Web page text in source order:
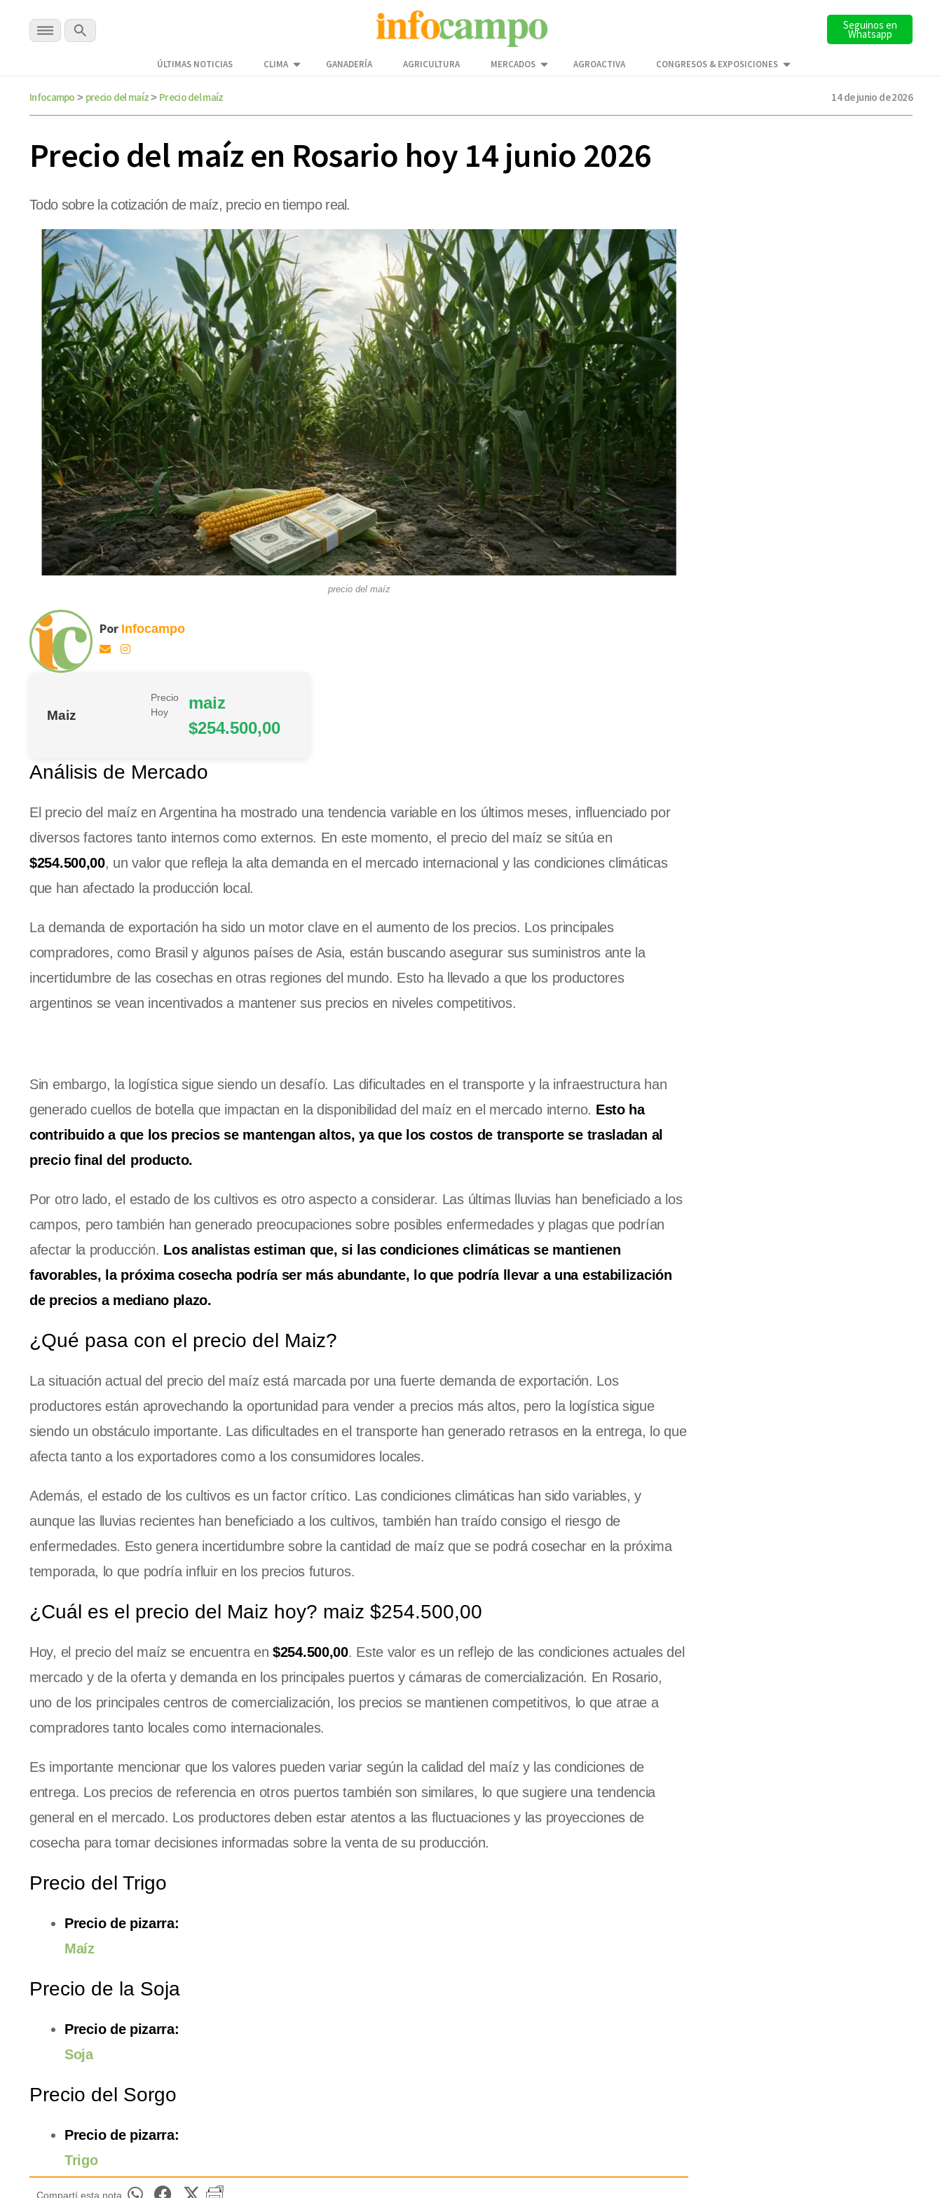
Seguinos en
Whatsapp
ÚLTIMAS NOTICIAS CLIMA GANADERÍA AGRICULTURA MERCADOS AGROACTIVA CONGRESOS & EXPOSICIONES
Infocampo > precio del maíz> Precio del maíz 14 de junio de 2026
Precio del maíz en Rosario hoy 14 junio 2026
Todo sobre la cotización de maíz, precio en tiempo real.
precio del maíz
Por Infocampo
Maiz
Precio
Hoy
maiz
$254.500,00
Análisis de Mercado
El precio del maíz en Argentina ha mostrado una tendencia variable en los últimos meses, influenciado por
diversos factores tanto internos como externos. En este momento, el precio del maíz se sitúa en
$254.500,00, un valor que refleja la alta demanda en el mercado internacional y las condiciones climáticas
que han afectado la producción local.
La demanda de exportación ha sido un motor clave en el aumento de los precios. Los principales
compradores, como Brasil y algunos países de Asia, están buscando asegurar sus suministros ante la
incertidumbre de las cosechas en otras regiones del mundo. Esto ha llevado a que los productores
argentinos se vean incentivados a mantener sus precios en niveles competitivos.
Sin embargo, la logística sigue siendo un desafío. Las dificultades en el transporte y la infraestructura han
generado cuellos de botella que impactan en la disponibilidad del maíz en el mercado interno. Esto ha
contribuido a que los precios se mantengan altos, ya que los costos de transporte se trasladan al
precio final del producto.
Por otro lado, el estado de los cultivos es otro aspecto a considerar. Las últimas lluvias han beneficiado a los
campos, pero también han generado preocupaciones sobre posibles enfermedades y plagas que podrían
afectar la producción. Los analistas estiman que, si las condiciones climáticas se mantienen
favorables, la próxima cosecha podría ser más abundante, lo que podría llevar a una estabilización
de precios a mediano plazo.
¿Qué pasa con el precio del Maiz?
La situación actual del precio del maíz está marcada por una fuerte demanda de exportación. Los
productores están aprovechando la oportunidad para vender a precios más altos, pero la logística sigue
siendo un obstáculo importante. Las dificultades en el transporte han generado retrasos en la entrega, lo que
afecta tanto a los exportadores como a los consumidores locales.
Además, el estado de los cultivos es un factor crítico. Las condiciones climáticas han sido variables, y
aunque las lluvias recientes han beneficiado a los cultivos, también han traído consigo el riesgo de
enfermedades. Esto genera incertidumbre sobre la cantidad de maíz que se podrá cosechar en la próxima
temporada, lo que podría influir en los precios futuros.
¿Cuál es el precio del Maiz hoy? maiz $254.500,00
Hoy, el precio del maíz se encuentra en $254.500,00. Este valor es un reflejo de las condiciones actuales del
mercado y de la oferta y demanda en los principales puertos y cámaras de comercialización. En Rosario,
uno de los principales centros de comercialización, los precios se mantienen competitivos, lo que atrae a
compradores tanto locales como internacionales.
Es importante mencionar que los valores pueden variar según la calidad del maíz y las condiciones de
entrega. Los precios de referencia en otros puertos también son similares, lo que sugiere una tendencia
general en el mercado. Los productores deben estar atentos a las fluctuaciones y las proyecciones de
cosecha para tomar decisiones informadas sobre la venta de su producción.
Precio del Trigo
Precio de pizarra:
Maíz
Precio de la Soja
Precio de pizarra:
Soja
Precio del Sorgo
Precio de pizarra:
Trigo
Compartí esta nota